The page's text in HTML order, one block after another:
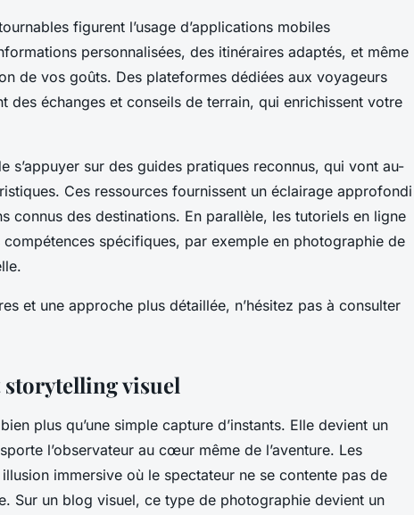
figurent l’usage d’applications mobiles
personnalisées, des itinéraires adaptés, et même
de vos goûts. Des plateformes dédiées aux voyageurs
des échanges et conseils de terrain, qui enrichissent votre
s’appuyer sur des guides pratiques reconnus, qui vont au-
Ces ressources fournissent un éclairage approfondi
connus des destinations. En parallèle, les tutoriels en ligne
spécifiques, par exemple en photographie de
et une approche plus détaillée, n’hésitez pas à consulter
storytelling visuel
plus qu’une simple capture d’instants. Elle devient un
l’observateur au cœur même de l’aventure. Les
immersive où le spectateur ne se contente pas de
Sur un blog visuel, ce type de photographie devient un